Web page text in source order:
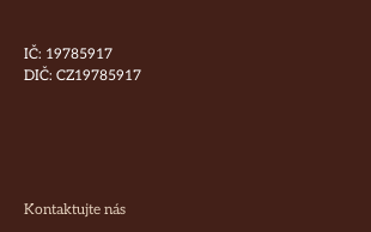
IČ: 19785917
DIČ: CZ19785917
Kontaktujte nás